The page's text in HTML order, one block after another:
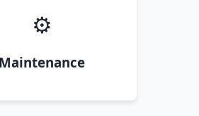
⚙️
Maintenance